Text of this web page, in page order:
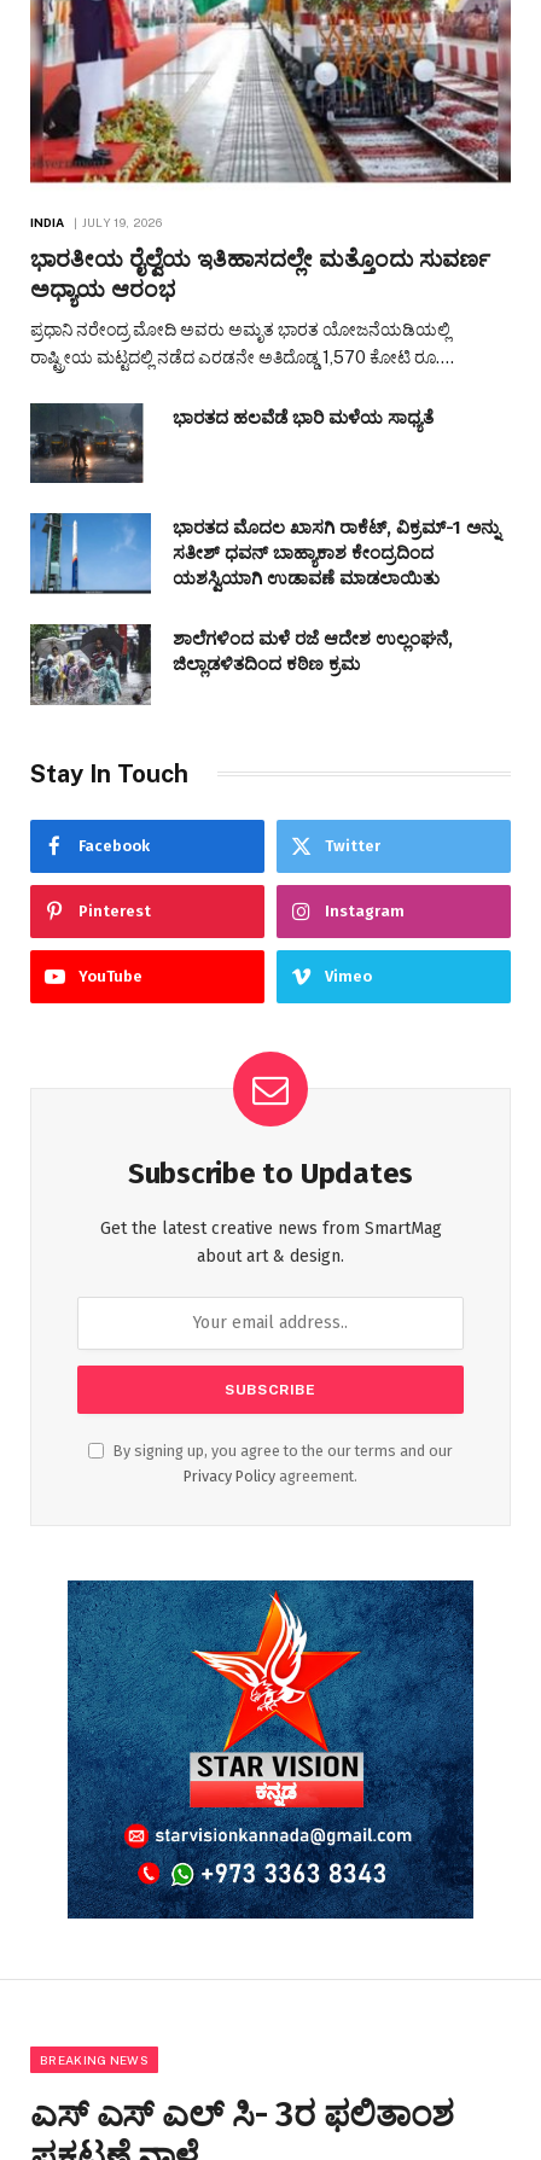
INDIA JULY 19, 2026
ಭಾರತೀಯ ರೈಲ್ವೆಯ ಇತಿಹಾಸದಲ್ಲೇ ಮತ್ತೊಂದು ಸುವರ್ಣ
ಅಧ್ಯಾಯ ಆರಂಭ
ಪ್ರಧಾನಿ ನರೇಂದ್ರ ಮೋದಿ ಅವರು ಅಮೃತ ಭಾರತ ಯೋಜನೆಯಡಿಯಲ್ಲಿ
ರಾಷ್ಟ್ರೀಯ ಮಟ್ಟದಲ್ಲಿ ನಡೆದ ಎರಡನೇ ಅತಿದೊಡ್ಡ 1,570 ಕೋಟಿ ರೂ.…
ಭಾರತದ ಹಲವೆಡೆ ಭಾರಿ ಮಳೆಯ ಸಾಧ್ಯತೆ
ಭಾರತದ ಮೊದಲ ಖಾಸಗಿ ರಾಕೆಟ್, ವಿಕ್ರಮ್-1 ಅನ್ನು
ಸತೀಶ್ ಧವನ್ ಬಾಹ್ಯಾಕಾಶ ಕೇಂದ್ರದಿಂದ
ಯಶಸ್ವಿಯಾಗಿ ಉಡಾವಣೆ ಮಾಡಲಾಯಿತು
ಶಾಲೆಗಳಿಂದ ಮಳೆ ರಜೆ ಆದೇಶ ಉಲ್ಲಂಘನೆ,
ಜಿಲ್ಲಾಡಳಿತದಿಂದ ಕಠಿಣ ಕ್ರಮ
Stay In Touch
Facebook Twitter
Pinterest Instagram
YouTube Vimeo
Subscribe to Updates
Get the latest creative news from SmartMag
about art & design.
By signing up, you agree to the our terms and our
Privacy Policy agreement.
BREAKING NEWS
ಎಸ್ ಎಸ್ ಎಲ್ ಸಿ- 3ರ ಫಲಿತಾಂಶ